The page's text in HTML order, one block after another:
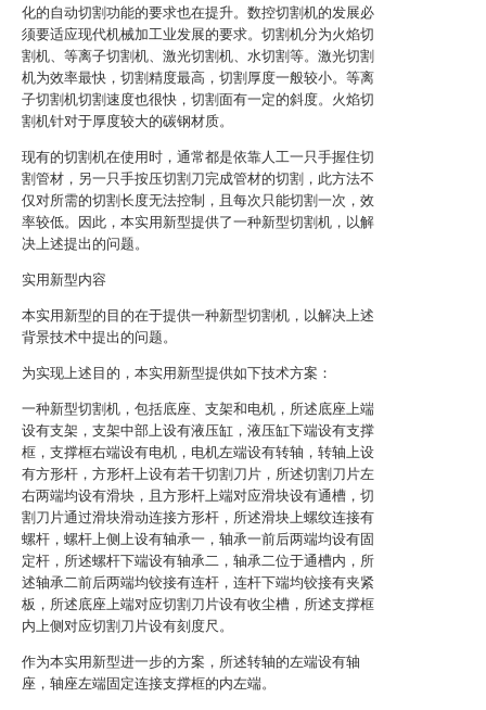
化的自动切割功能的要求也在提升。数控切割机的发展必
须要适应现代机械加工业发展的要求。切割机分为火焰切
割机、等离子切割机、激光切割机、水切割等。激光切割
机为效率最快，切割精度最高，切割厚度一般较小。等离
子切割机切割速度也很快，切割面有一定的斜度。火焰切
割机针对于厚度较大的碳钢材质。
现有的切割机在使用时，通常都是依靠人工一只手握住切
割管材，另一只手按压切割刀完成管材的切割，此方法不
仅对所需的切割长度无法控制，且每次只能切割一次，效
率较低。因此，本实用新型提供了一种新型切割机，以解
决上述提出的问题。
实用新型内容
本实用新型的目的在于提供一种新型切割机，以解决上述
背景技术中提出的问题。
为实现上述目的，本实用新型提供如下技术方案：
一种新型切割机，包括底座、支架和电机，所述底座上端
设有支架，支架中部上设有液压缸，液压缸下端设有支撑
框，支撑框右端设有电机，电机左端设有转轴，转轴上设
有方形杆，方形杆上设有若干切割刀片，所述切割刀片左
右两端均设有滑块，且方形杆上端对应滑块设有通槽，切
割刀片通过滑块滑动连接方形杆，所述滑块上螺纹连接有
螺杆，螺杆上侧上设有轴承一，轴承一前后两端均设有固
定杆，所述螺杆下端设有轴承二，轴承二位于通槽内，所
述轴承二前后两端均铰接有连杆，连杆下端均铰接有夹紧
板，所述底座上端对应切割刀片设有收尘槽，所述支撑框
内上侧对应切割刀片设有刻度尺。
作为本实用新型进一步的方案，所述转轴的左端设有轴
座，轴座左端固定连接支撑框的内左端。